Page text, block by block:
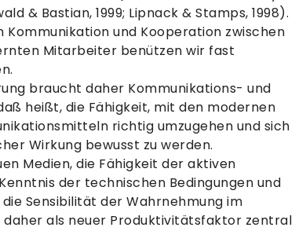
& Bastian, 1999; Lipnack & Stamps, 1998).
Kommunikation und Kooperation zwischen
Mitarbeiter benützen wir fast
braucht daher Kommunikations- und
heißt, die Fähigkeit, mit den modernen
richtig umzugehen und sich
Wirkung bewusst zu werden.
Medien, die Fähigkeit der aktiven
der technischen Bedingungen und
Sensibilität der Wahrnehmung im
daher als neuer Produktivitätsfaktor zentral